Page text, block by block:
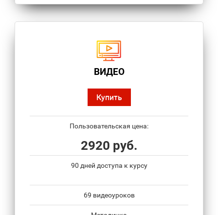
ВИДЕО
Купить
Пользовательская цена:
2920 руб.
90 дней доступа к курсу
69 видеоуроков